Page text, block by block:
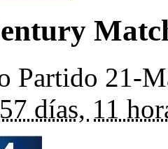
Partido 21-
días, 11